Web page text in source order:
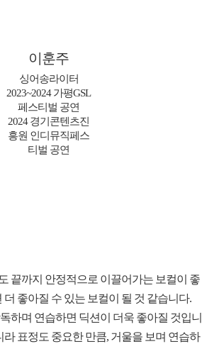
이훈주
싱어송라이터
2023~2024 가평GSL
페스티벌 공연
2024 경기콘텐츠진
흥원 인디뮤직페스
티벌 공연
끝까지 안정적으로 이끌어가는 보컬이 좋
좋아질 수 있는 보컬이 될 것 같습니다.
하며 연습하면 딕션이 더욱 좋아질 것입니
라 표정도 중요한 만큼, 거울을 보며 연습하